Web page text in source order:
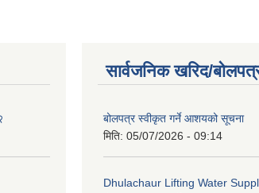
सार्वजनिक खरिद/
बोलपत्र स्वीकृत गर्ने आशयको सूचना
मिति: 05/07/2026 - 09:14
Dhulachaur Lifting Water